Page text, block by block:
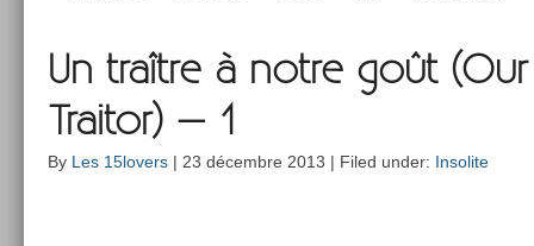
Un traître à notre goût
Traitor) – 1
By Les 15lovers | 23 décembre 2013 | Filed under: Insolite